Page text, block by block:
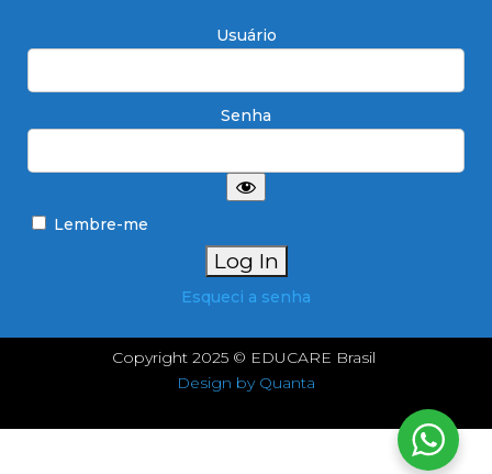
Usuário
Senha
Lembre-me
Esqueci a senha
Copyright 2025 © EDUCARE Brasil
Design by Quanta